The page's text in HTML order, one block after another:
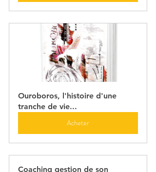
Ouroboros, l'histoire d'une
tranche de vie...
Acheter
Coaching gestion de son